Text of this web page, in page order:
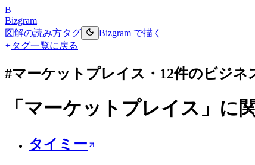
B
Bizgram
図解の読み方タグ
Bizgram で描く
タグ一覧に戻る
#マーケットプレイス ・ 12件のビジネ
「 マーケットプレイス 」に
タイミー